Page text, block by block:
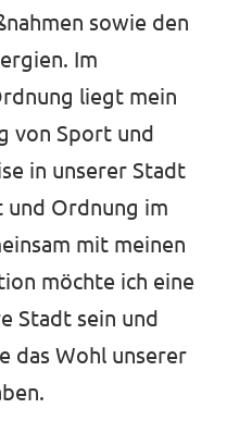
sowie den
Im
liegt mein
von Sport und
in unserer Stadt
und Ordnung im
mit meinen
möchte ich eine
Stadt sein und
das Wohl unserer